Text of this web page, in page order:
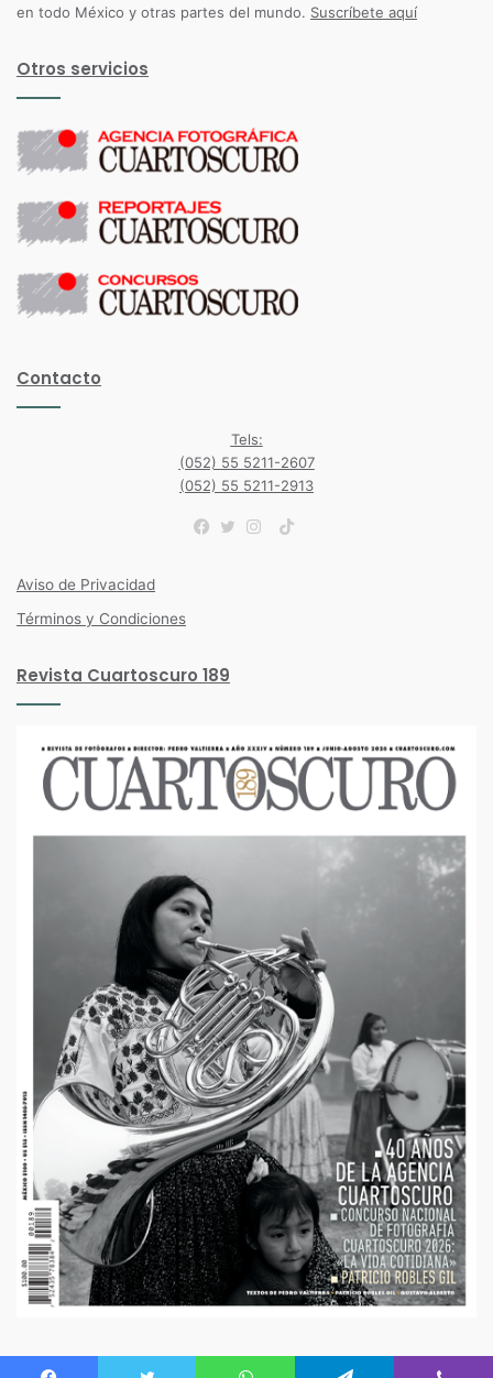
en todo México y otras partes del mundo. Suscríbete aquí
Otros servicios
Contacto
Tels:
(052) 55 5211-2607
(052) 55 5211-2913
TikTok
Aviso de Privacidad
Términos y Condiciones
Revista Cuartoscuro 189